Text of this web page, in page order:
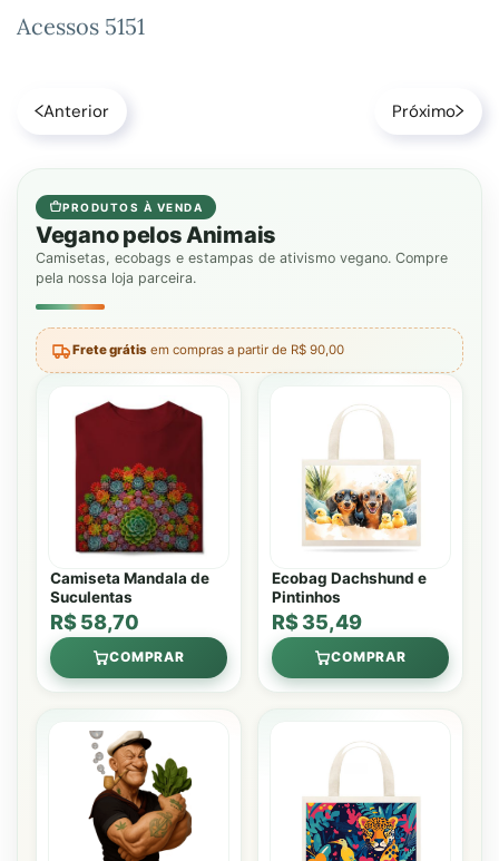
Acessos 5151
Anterior Próximo
PRODUTOS À VENDA
Vegano pelos Animais
Camisetas, ecobags e estampas de ativismo vegano. Compre
pela nossa loja parceira.
Frete grátis em compras a partir de R$ 90,00
Camiseta Mandala de
Suculentas
R$ 58,70
COMPRAR
Ecobag Dachshund e
Pintinhos
R$ 35,49
COMPRAR